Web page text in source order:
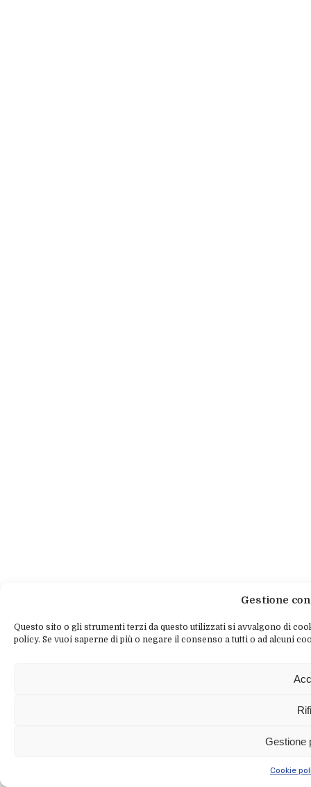
Gestione
Questo sito o gli strumenti terzi da questo utilizzati si avvalgono di
policy. Se vuoi saperne di più o negare il consenso a tutti o ad alcuni
Gestione
Cookie